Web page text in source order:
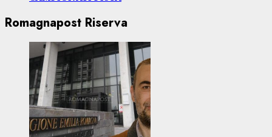
Romagnapost Riserva